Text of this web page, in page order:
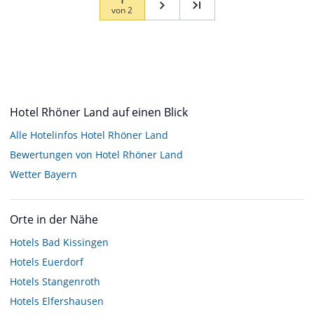
von2
Hotel Rhöner Land auf einen Blick
Alle Hotelinfos Hotel Rhöner Land
Bewertungen von Hotel Rhöner Land
Wetter Bayern
Orte in der Nähe
Hotels Bad Kissingen
Hotels Euerdorf
Hotels Stangenroth
Hotels Elfershausen